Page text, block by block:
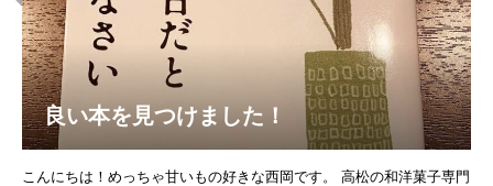
良い本を見つけました！
こんにちは！めっちゃ甘いもの好きな西岡です。 高松の和洋菓子専門